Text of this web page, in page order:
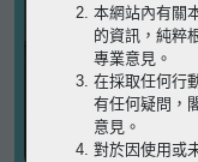
本網站內有關
的資訊，純粹
專業意見。
在採取任何行
有任何疑問，
意見。
對於因使用或